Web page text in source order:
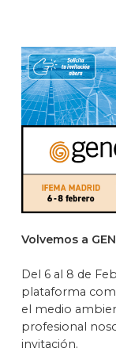
Volvemos a
Del 6 al 8 de
plataforma
el medio
profesional
invitación.